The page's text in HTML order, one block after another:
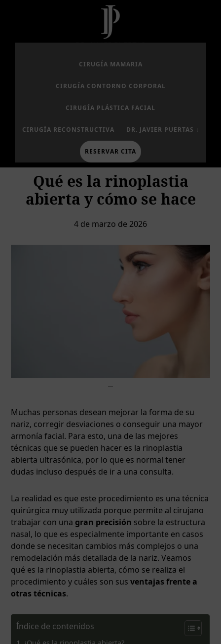
principal
barra
CIRUGÍA MAMARIA
CIRUGÍA CONTORNO CORPORAL
CIRUGÍA PLÁSTICA FACIAL
CIRUGÍA RECONSTRUCTIVA DR. JAVIER PUERTAS ↓
RESERVAR CITA
Qué es la rinoplastia
abierta y cómo se hace
4 de marzo de 2026
Muchas personas desean mejorar la forma de su
nariz, corregir desviaciones o conseguir una mayor
armonía facial. Para esto, una de las mejores
técnicas que se pueden hacer es la rinoplastia
abierta ultrasónica, por lo que es normal tener
dudas incluso después de ir a una consulta.
La realidad es que este procedimiento es una técnica
quirúrgica muy utilizada porque permite al cirujano
trabajar con una gran precisión sobre la estructura
nasal, lo que es especialmente importante en casos
donde se necesitan cambios más complejos o una
remodelación más detallada de la nariz. Veamos
qué es la rinoplastia abierta, cómo se realiza el
procedimiento y cuáles son susventajas frente a
otras técnicas.
Índice de contenidos